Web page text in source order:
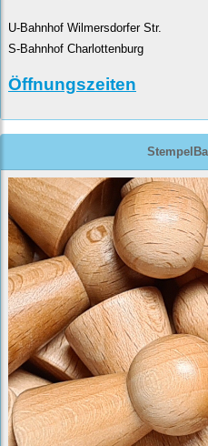
U-Bahnhof Wilmersdorfer Str.
S-Bahnhof Charlottenburg
Öffnungszeiten